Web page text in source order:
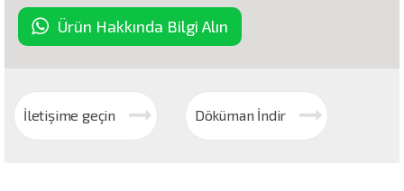
Ürün Hakkında Bilgi Alın
İletişime geçin Döküman İndir